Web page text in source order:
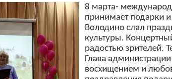
8 марта-
принимает подарки
Володино слал
культуры.
радостью зрителей.
Глава
восхищением и